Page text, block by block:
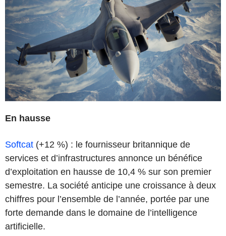
En hausse
Softcat (+12 %) : le fournisseur britannique de
services et d’infrastructures annonce un bénéfice
d’exploitation en hausse de 10,4 % sur son premier
semestre. La société anticipe une croissance à deux
chiffres pour l’ensemble de l’année, portée par une
forte demande dans le domaine de l’intelligence
artificielle.